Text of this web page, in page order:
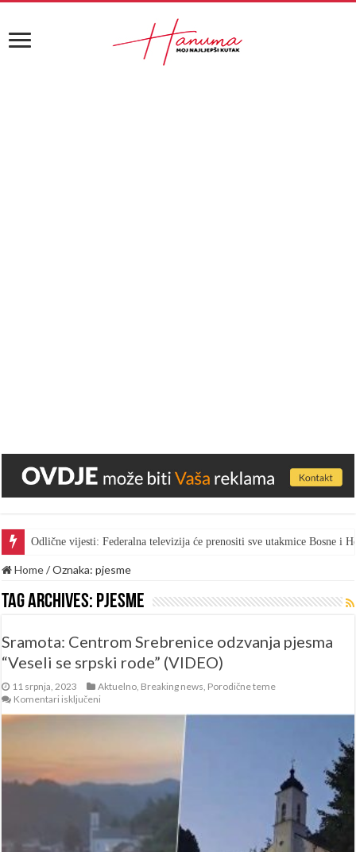
Odlične vijesti: Federalna televizija će prenositi sve utakmice Bosne i
Home/Oznaka:pjesme
Tag Archives: pjesme
Sramota: Centrom Srebrenice odzvanja pjesma
“Veseli se srpski rode” (VIDEO)
11 srpnja, 2023 Aktuelno Breaking news Porodične teme
Komentari isključeni
se
(VIDEO)